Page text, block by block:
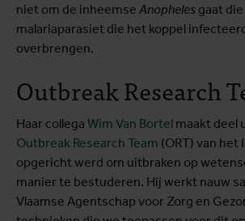
niet om de inheemse Anopheles gaat
malariaparasiet die het koppel
overbrengen.
Outbreak Research
Haar collega Wim Van Bortel maakt deel
Outbreak Research Team (ORT) van het
opgericht werd om uitbraken op
manier te bestuderen. Hij werkt nauw
Vlaamse Agentschap voor Zorg en